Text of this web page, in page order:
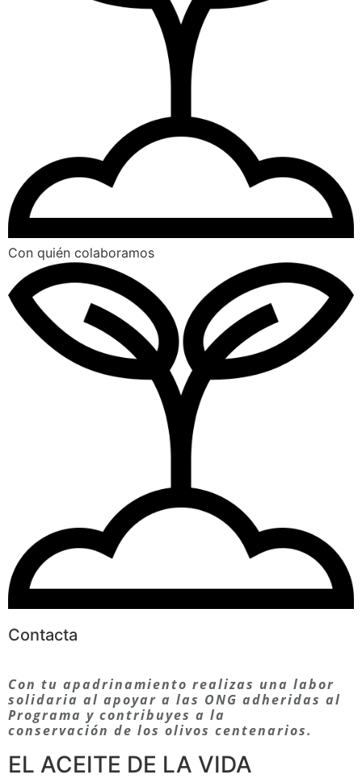
Con quién colaboramos
Contacta
Con tu apadrinamiento realizas una labor
solidaria al apoyar a las ONG adheridas al
Programa y contribuyes a la
conservación de los olivos centenarios.
EL ACEITE DE LA VIDA